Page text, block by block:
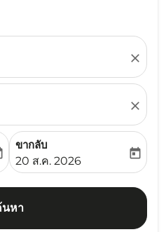
close
close
aria-label
ขากลับ
fc-booking-return-date-
20 ส.ค. 2026
today
นหา